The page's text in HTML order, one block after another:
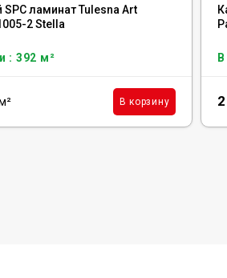
ламинат Tulesna Art
2 Stella
: 392 м²
В корзину